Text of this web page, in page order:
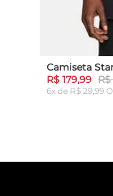
Camiseta
R$ 179,99 R$
6x de R$ 29,99